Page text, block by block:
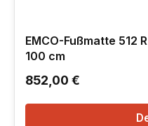
EMCO-Fußmatte 512
100 cm
Regulärer Preis:
852,00 €